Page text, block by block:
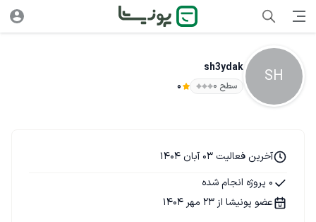
SH
sh3ydak
سطح ۰ 0
آخرین فعالیت 03 آبان 1404
0 پروژه انجام شده
عضو پونیشا از 23 مهر 1404